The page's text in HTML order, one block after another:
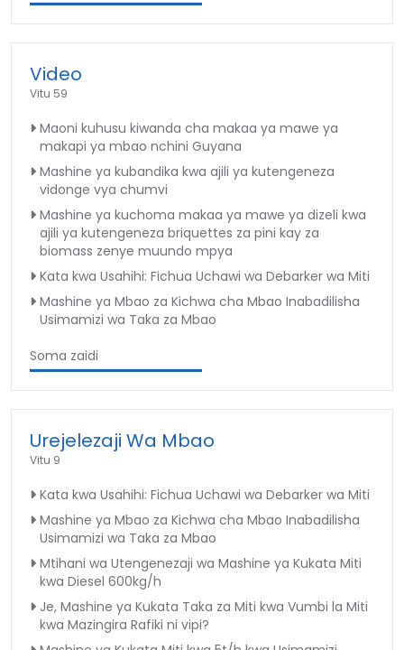
Video
Vitu 59
Maoni kuhusu kiwanda cha makaa ya mawe ya
makapi ya mbao nchini Guyana
Mashine ya kubandika kwa ajili ya kutengeneza
vidonge vya chumvi
Mashine ya kuchoma makaa ya mawe ya dizeli kwa
ajili ya kutengeneza briquettes za pini kay za
biomass zenye muundo mpya
Kata kwa Usahihi: Fichua Uchawi wa Debarker wa Miti
Mashine ya Mbao za Kichwa cha Mbao Inabadilisha
Usimamizi wa Taka za Mbao
Soma zaidi
Urejelezaji Wa Mbao
Vitu 9
Kata kwa Usahihi: Fichua Uchawi wa Debarker wa Miti
Mashine ya Mbao za Kichwa cha Mbao Inabadilisha
Usimamizi wa Taka za Mbao
Mtihani wa Utengenezaji wa Mashine ya Kukata Miti
kwa Diesel 600kg/h
Je, Mashine ya Kukata Taka za Miti kwa Vumbi la Miti
kwa Mazingira Rafiki ni vipi?